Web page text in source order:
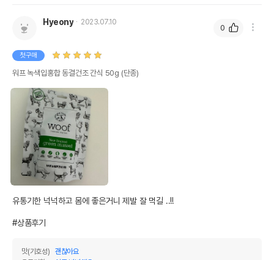
Hyeony 2023.07.10
첫구매
워프 녹색입홍합 동결건조 간식 50g (단종)
유통기한 넉넉하고 몸에 좋은거니 제발 잘 먹길 ..!!
#상품후기
맛(기호성)
괜찮아요
0